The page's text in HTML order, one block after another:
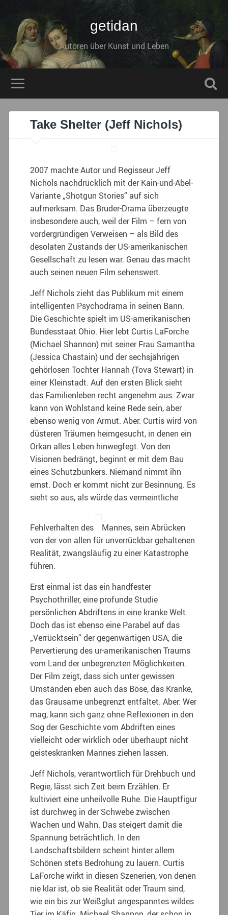
getidan
Autoren über Kunst und Leben
Take Shelter (Jeff Nichols)
2007 machte Autor und Regisseur Jeff
Nichols nachdrücklich mit der Kain-und-Abel-
Variante „Shotgun Stories“ auf sich
aufmerksam. Das Bruder-Drama überzeugte
insbesondere auch, weil der Film – fern von
vordergründigen Verweisen – als Bild des
desolaten Zustands der US-amerikanischen
Gesellschaft zu lesen war. Genau das macht
auch seinen neuen Film sehenswert.
Jeff Nichols zieht das Publikum mit einem
intelligenten Psychodrama in seinen Bann.
Die Geschichte spielt im US-amerikanischen
Bundesstaat Ohio. Hier lebt Curtis LaForche
(Michael Shannon) mit seiner Frau Samantha
(Jessica Chastain) und der sechsjährigen
gehörlosen Tochter Hannah (Tova Stewart) in
einer Kleinstadt. Auf den ersten Blick sieht
das Familienleben recht angenehm aus. Zwar
kann von Wohlstand keine Rede sein, aber
ebenso wenig von Armut. Aber: Curtis wird von
düsteren Träumen heimgesucht, in denen ein
Orkan alles Leben hinwegfegt. Von den
Visionen bedrängt, beginnt er mit dem Bau
eines Schutzbunkers. Niemand nimmt ihn
ernst. Doch er kommt nicht zur Besinnung. Es
sieht so aus, als würde das vermeintliche
Fehlverhalten des
Mannes, sein Abrücken
von der von allen für unverrückbar gehaltenen
Realität, zwangsläufig zu einer Katastrophe
führen.
Erst einmal ist das ein handfester
Psychothriller, eine profunde Studie
persönlichen Abdriftens in eine kranke Welt.
Doch das ist ebenso eine Parabel auf das
„Verrücktsein“ der gegenwärtigen USA, die
Pervertierung des ur-amerikanischen Traums
vom Land der unbegrenzten Möglichkeiten.
Der Film zeigt, dass sich unter gewissen
Umständen eben auch das Böse, das Kranke,
das Grausame unbegrenzt entfaltet. Aber: Wer
mag, kann sich ganz ohne Reflexionen in den
Sog der Geschichte vom Abdriften eines
vielleicht oder wirklich oder überhaupt nicht
geisteskranken Mannes ziehen lassen.
Jeff Nichols, verantwortlich für Drehbuch und
Regie, lässt sich Zeit beim Erzählen. Er
kultiviert eine unheilvolle Ruhe. Die Hauptfigur
ist durchweg in der Schwebe zwischen
Wachen und Wahn. Das steigert damit die
Spannung beträchtlich. In den
Landschaftsbildern scheint hinter allem
Schönen stets Bedrohung zu lauern. Curtis
LaForche wirkt in diesen Szenerien, von denen
nie klar ist, ob sie Realität oder Traum sind,
wie ein bis zur Weißglut angespanntes wildes